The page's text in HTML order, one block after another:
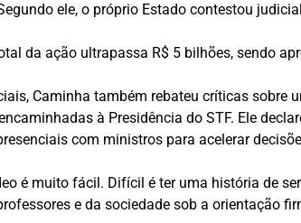
ele, o próprio Estado contestou
da ação ultrapassa R$ 5 bilhões, sendo
Caminha também rebateu críticas
à Presidência do STF. Ele
com ministros para acelerar
é muito fácil. Difícil é ter uma história de
e da sociedade sob a orientação